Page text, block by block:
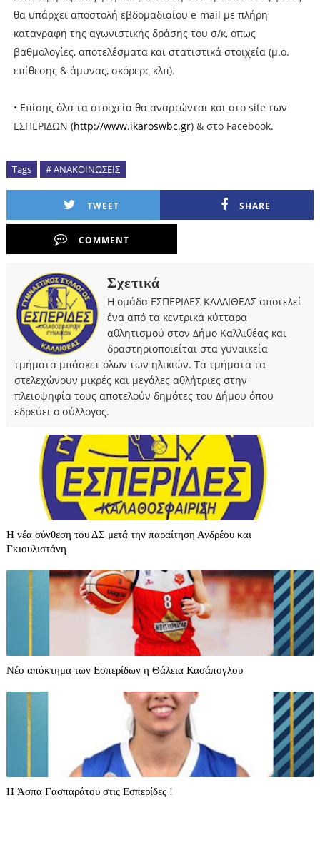
θα υπάρχει αποστολή εβδομαδιαίου e-mail με πλήρη
καταγραφή της αγωνιστικής δράσης του σ/κ, όπως
βαθμολογίες, αποτελέσματα και στατιστικά στοιχεία (μ.ο.
επίθεσης & άμυνας, σκόρερς κλπ).
• Επίσης όλα τα στοιχεία θα αναρτώνται και στο site των
ΕΣΠΕΡΙΔΩΝ (http://www.ikaroswbc.gr) & στο Facebook.
Tags # ΑΝΑΚΟΙΝΩΣΕΙΣ
TWEET SHARE
COMMENT
Σχετικά
Η ομάδα ΕΣΠΕΡΙΔΕΣ ΚΑΛΛΙΘΕΑΣ αποτελεί
ένα από τα κεντρικά κύτταρα
αθλητισμού στον Δήμο Καλλιθέας και
δραστηριοποιείται στα γυναικεία
τμήματα μπάσκετ όλων των ηλικιών. Τα τμήματα τα
στελεχώνουν μικρές και μεγάλες αθλήτριες στην
πλειοψηφία τους αποτελούν δημότες του Δήμου όπου
εδρεύει ο σύλλογος.
Η νέα σύνθεση του ΔΣ μετά την παραίτηση Ανδρέου και
Γκιουλιστάνη
Νέο απόκτημα των Εσπερίδων η Θάλεια Κασάπογλου
H Άσπα Γασπαράτου στις Εσπερίδες !